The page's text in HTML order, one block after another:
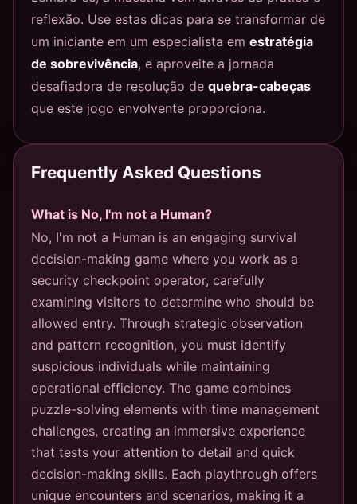
reflexão. Use estas dicas para se transformar de
um iniciante em um especialista em estratégia
de sobrevivência, e aproveite a jornada
desafiadora de resolução de quebra-cabeças
que este jogo envolvente proporciona.
Frequently Asked Questions
What is No, I'm not a Human?
No, I'm not a Human is an engaging survival
decision-making game where you work as a
security checkpoint operator, carefully
examining visitors to determine who should be
allowed entry. Through strategic observation
and pattern recognition, you must identify
suspicious individuals while maintaining
operational efficiency. The game combines
puzzle-solving elements with time management
challenges, creating an immersive experience
that tests your attention to detail and quick
decision-making skills. Each playthrough offers
unique encounters and scenarios, making it a